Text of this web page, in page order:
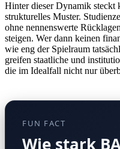
Hinter dieser Dynamik steckt
strukturelles Muster.
ohne nennenswerte
steigen. Wer dann keinen
wie eng der Spielraum
greifen staatliche und
die im Idealfall nicht nur
FUN FACT
Wie stark